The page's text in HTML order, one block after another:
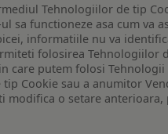
Tehnologiilor de tip
sa functioneze asa cum va
informatiile nu va
folosirea Tehnologiilor
putem folosi Tehnologii
Cookie sau a anumitor
modifica o setare